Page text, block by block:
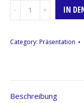
IN
Category: Präsentation
Beschreibung